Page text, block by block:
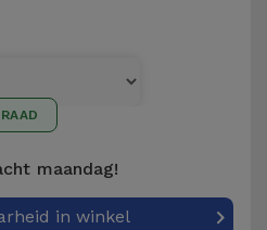
maandag!
in winkel